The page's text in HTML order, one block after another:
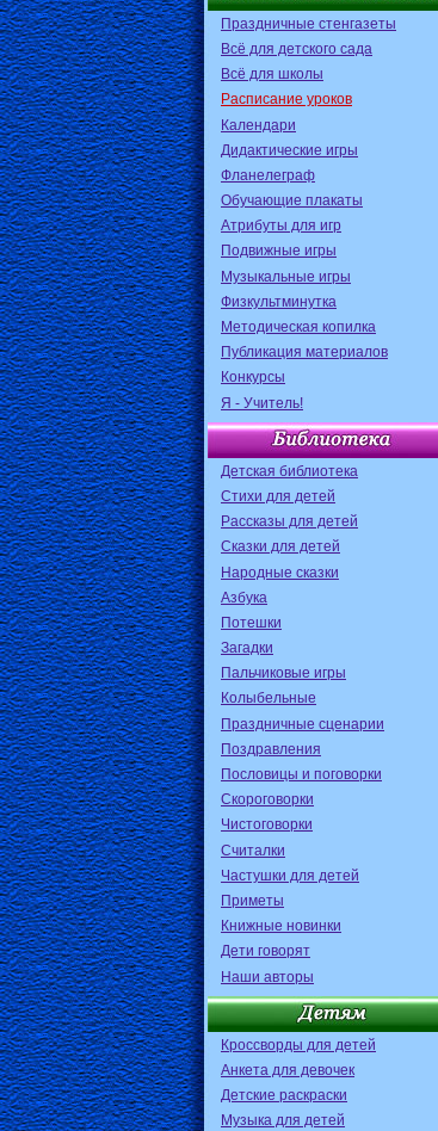
Праздничные стенгазеты
Всё для детского сада
Всё для школы
Расписание уроков
Календари
Дидактические игры
Фланелеграф
Обучающие плакаты
Атрибуты для игр
Подвижные игры
Музыкальные игры
Физкультминутка
Методическая копилка
Публикация материалов
Конкурсы
Я - Учитель!
Детская библиотека
Стихи для детей
Рассказы для детей
Сказки для детей
Народные сказки
Азбука
Потешки
Загадки
Пальчиковые игры
Колыбельные
Праздничные сценарии
Поздравления
Пословицы и поговорки
Скороговорки
Чистоговорки
Считалки
Частушки для детей
Приметы
Книжные новинки
Дети говорят
Наши авторы
Кроссворды для детей
Анкета для девочек
Детские раскраски
Музыка для детей